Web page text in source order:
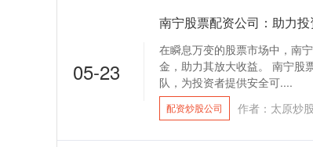
05-23
南宁股票配资公司：助力
在瞬息万变的股票市场中，南
金，助力其放大收益。 南宁股
队，为投资者提供安全可....
配资炒股公司 作者：太原炒